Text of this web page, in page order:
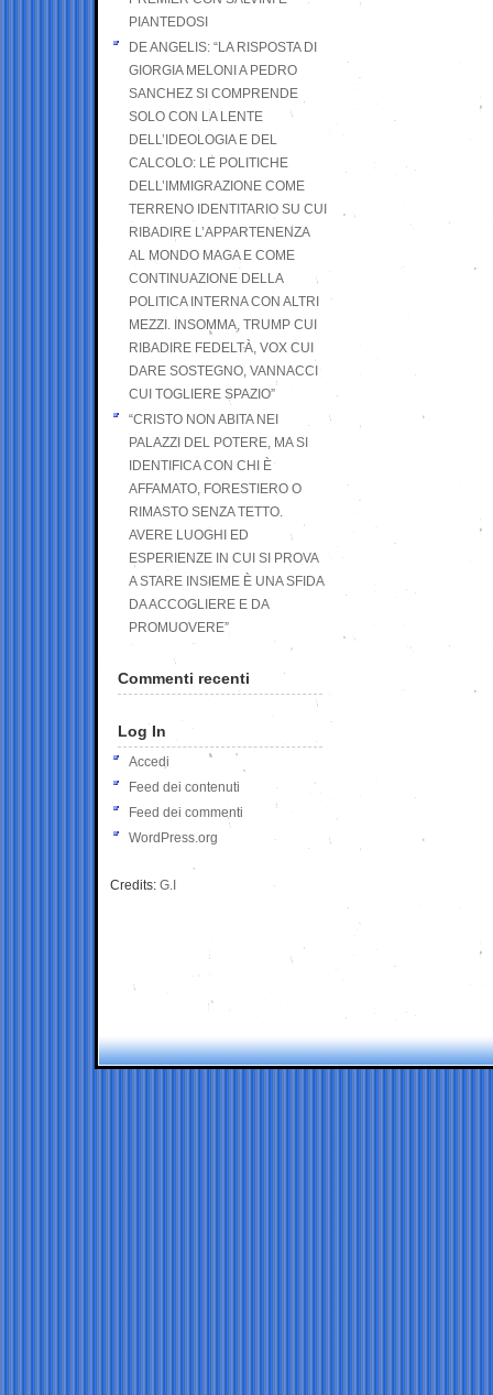
PIANTEDOSI
DE ANGELIS: “LA RISPOSTA DI
GIORGIA MELONI A PEDRO
SANCHEZ SI COMPRENDE
SOLO CON LA LENTE
DELL’IDEOLOGIA E DEL
CALCOLO: LE POLITICHE
DELL’IMMIGRAZIONE COME
TERRENO IDENTITARIO SU CUI
RIBADIRE L’APPARTENENZA
AL MONDO MAGA E COME
CONTINUAZIONE DELLA
POLITICA INTERNA CON ALTRI
MEZZI. INSOMMA, TRUMP CUI
RIBADIRE FEDELTÀ, VOX CUI
DARE SOSTEGNO, VANNACCI
CUI TOGLIERE SPAZIO”
“CRISTO NON ABITA NEI
PALAZZI DEL POTERE, MA SI
IDENTIFICA CON CHI È
AFFAMATO, FORESTIERO O
RIMASTO SENZA TETTO.
AVERE LUOGHI ED
ESPERIENZE IN CUI SI PROVA
A STARE INSIEME È UNA SFIDA
DA ACCOGLIERE E DA
PROMUOVERE”
Commenti recenti
Log In
Accedi
Feed dei contenuti
Feed dei commenti
WordPress.org
Credits: G.I